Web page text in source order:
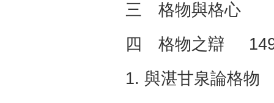
三 格物與格心
四 格物之辯
1. 與湛甘泉論格